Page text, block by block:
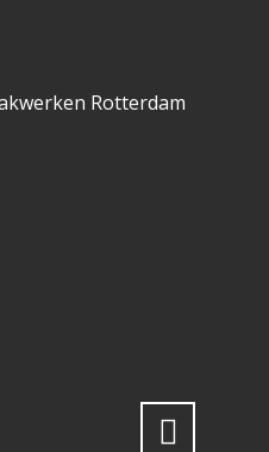
Rotterdam